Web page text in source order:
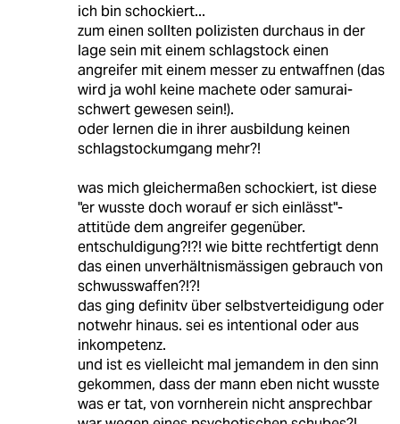
ich bin schockiert...
zum einen sollten polizisten durchaus in der
lage sein mit einem schlagstock einen
angreifer mit einem messer zu entwaffnen (das
wird ja wohl keine machete oder samurai-
schwert gewesen sein!).
oder lernen die in ihrer ausbildung keinen
schlagstockumgang mehr?!
was mich gleichermaßen schockiert, ist diese
"er wusste doch worauf er sich einlässt"-
attitüde dem angreifer gegenüber.
entschuldigung?!?! wie bitte rechtfertigt denn
das einen unverhältnismässigen gebrauch von
schwusswaffen?!?!
das ging definitv über selbstverteidigung oder
notwehr hinaus. sei es intentional oder aus
inkompetenz.
und ist es vielleicht mal jemandem in den sinn
gekommen, dass der mann eben nicht wusste
was er tat, von vornherein nicht ansprechbar